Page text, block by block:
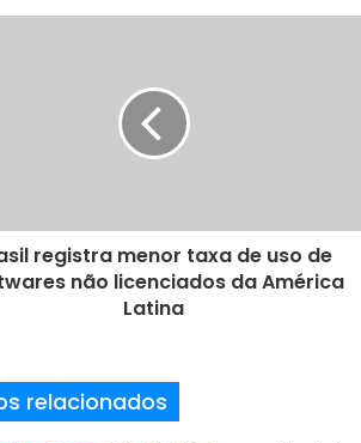
registra menor taxa de uso de
não licenciados da América
Latina
relacionados